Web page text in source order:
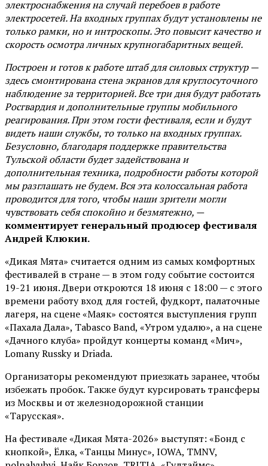
электроснабжения на случай перебоев в работе
электросетей. На входных группах будут установлены не
только рамки, но и интроскопы. Это повысит качество и
скорость осмотра личных крупногабаритных вещей.
Построен и готов к работе штаб для силовых структур —
здесь смонтирована стена экранов для круглосуточного
наблюдение за территорией. Все три дня будут работать
Росгвардия и дополнительные группы мобильного
реагирования. При этом гости фестиваля, если и будут
видеть наши службы, то только на входных группах.
Безусловно, благодаря поддержке правительства
Тульской области будет задействована и
дополнительная техника, подробности работы которой
мы разглашать не будем. Вся эта колоссальная работа
проводится для того, чтобы наши зрители могли
чувствовать себя спокойно и безмятежно, —
комментирует генеральный продюсер фестиваля
Андрей Клюкин.
«Дикая Мята» считается одним из самых комфортных
фестивалей в стране — в этом году событие состоится
19-21 июня. Двери откроются 18 июня с 18:00 — с этого
времени работу вход для гостей, фудкорт, палаточные
лагеря, на сцене «Маяк» состоятся выступления групп
«Пахала Дала», Tabasco Band, «Утром удалю», а на сцене
«Дачного клуба» пройдут концерты команд «Мич»,
Lomany Russky и Driada.
Организаторы рекомендуют приезжать заранее, чтобы
избежать пробок. Также будут курсировать трансферы
из Москвы и от железнодорожной станции
«Тарусская».
На фестивале «Дикая Мята-2026» выступят: «Бонд с
кнопкой», Ёлка, «Танцы Минус», IOWA, TMNV,